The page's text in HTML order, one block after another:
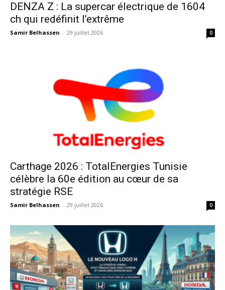
DENZA Z : La supercar électrique de 1604
ch qui redéfinit l’extrême
Samir Belhassen - 29 juillet 2026 0
Carthage 2026 : TotalEnergies Tunisie
célèbre la 60e édition au cœur de sa
stratégie RSE
Samir Belhassen - 29 juillet 2026 0